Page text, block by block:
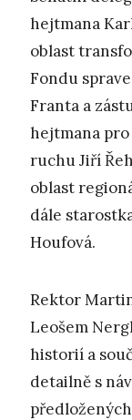
hejtmana
oblast
Fondu
Franta a
hejtmana
ruchu Jiří
oblast
dále
Houfová.
Rektor
Leošem
historií a
detailně s